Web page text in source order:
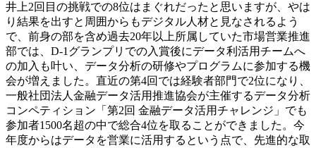
井上2回目の挑戦での8位はまぐれだったと思いますが、やは
り結果を出すと周囲からもデジタル人材と見なされるよう
で、前身の部を含め過去20年以上所属していた市場営業推進
部では、D-1グランプリでの入賞後にデータ利活用チームへ
の加入も叶い、データ分析の研修やプログラムに参加する機
会が増えました。直近の第4回では経験者部門で2位になり、
一般社団法人金融データ活用推進協会が主催するデータ分析
コンペティション「第2回 金融データ活用チャレンジ」でも
参加者1500名超の中で総合4位を取ることができました。今
年度からはデータを営業に活用するという点で、先進的な取